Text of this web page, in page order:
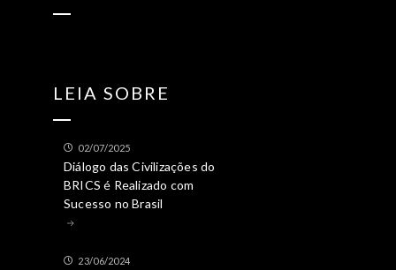
LEIA SOBRE
02/07/2025
Diálogo das Civilizações do
BRICS é Realizado com
Sucesso no Brasil
23/06/2024